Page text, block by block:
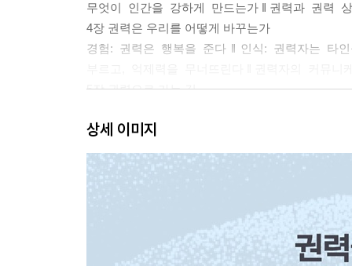
무엇이 인간을 강하게 만드는가 ‖ 권력과 권력
4장 권력은 우리를 어떻게 바꾸는가
경험: 권력은 행복을 준다 ‖ 인식: 권력자는 타
5장 권력으로 가는 길
6장 권력의 구조: 위계는 왜 존재하는가
위계의 장점 ‖ 위계의 단점 ‖ 위계 구조의 가장
PART 2. 권력은 어떻게 다루어야 하는가
제안 1: 자신과 권력에 대해 솔직하게 성찰하
상세 이미지